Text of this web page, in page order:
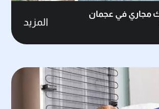
مجاري في عجمان
المزيد